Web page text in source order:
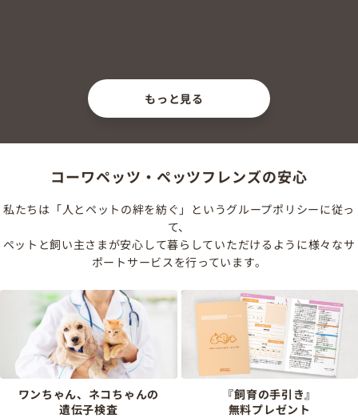
もっと見る
コーワペッツ・ペッツフレンズの安心
私たちは「人とペットの絆を紡ぐ」というグループポリシーに従っ
て、
ペットと飼い主さまが安心して暮らしていただけるように様々なサ
ポートサービスを行っています。
ワンちゃん、ネコちゃんの
遺伝子検査
『飼育の手引き』
無料プレゼント